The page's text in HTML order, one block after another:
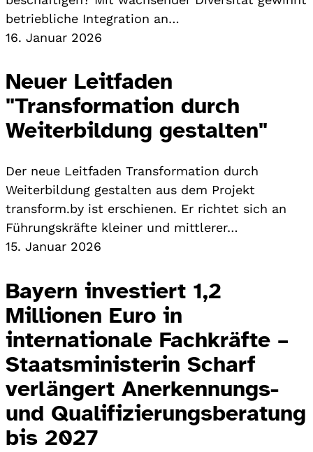
betriebliche Integration an…
16. Januar 2026
Neuer Leitfaden
"Transformation durch
Weiterbildung gestalten"
Der neue Leitfaden Transformation durch
Weiterbildung gestalten aus dem Projekt
transform.by ist erschienen. Er richtet sich an
Führungskräfte kleiner und mittlerer…
15. Januar 2026
Bayern investiert 1,2
Millionen Euro in
internationale Fachkräfte –
Staatsministerin Scharf
verlängert Anerkennungs-
und Qualifizierungsberatung
bis 2027